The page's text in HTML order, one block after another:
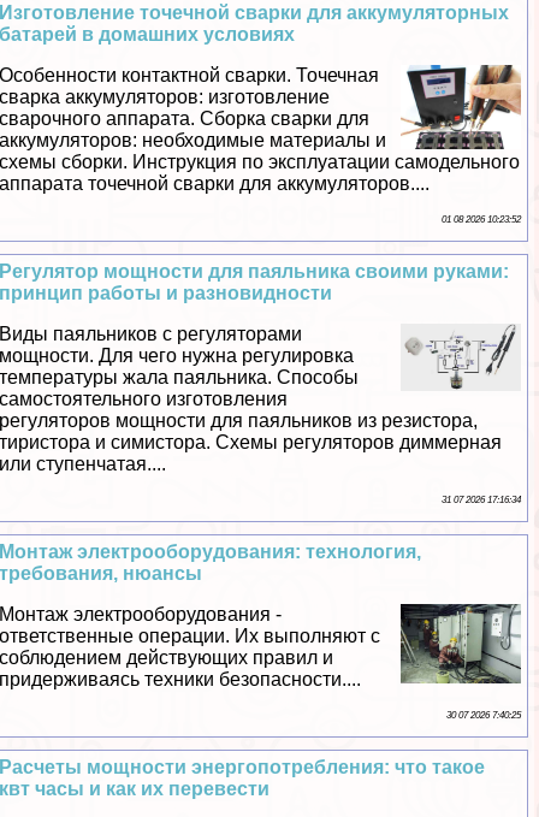
Изготовление точечной сварки для аккумуляторных
батарей в домашних условиях
Особенности контактной сварки. Точечная
сварка аккумуляторов: изготовление
сварочного аппарата. Сборка сварки для
аккумуляторов: необходимые материалы и
схемы сборки. Инструкция по эксплуатации самодельного
аппарата точечной сварки для аккумуляторов....
01 08 2026 10:23:52
Регулятор мощности для паяльника своими руками:
принцип работы и разновидности
Виды паяльников с регуляторами
мощности. Для чего нужна регулировка
температуры жала паяльника. Способы
самостоятельного изготовления
регуляторов мощности для паяльников из резистора,
тиристора и симистора. Схемы регуляторов диммерная
или ступенчатая....
31 07 2026 17:16:34
Монтаж электрооборудования: технология,
требования, нюансы
Монтаж электрооборудования -
ответственные операции. Их выполняют с
соблюдением действующих правил и
придерживаясь техники безопасности....
30 07 2026 7:40:25
Расчеты мощности энергопотрeбления: что такое
квт часы и как их перевести